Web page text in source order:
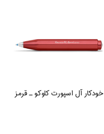
خودکار آل اسپورت کاوکو ـ قرمز